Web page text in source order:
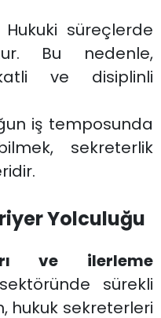
Hukuki süreçlerde
Bu nedenle,
ve disiplinli
iş temposunda
sekreterlik
Yolculuğu
ve ilerleme
sürekli
hukuk sekreterleri